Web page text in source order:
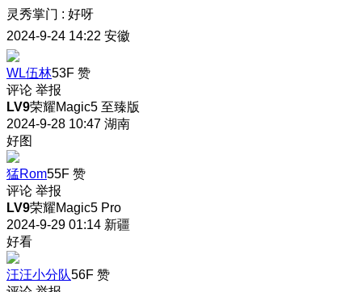
灵秀掌门 : 好呀
2024-9-24 14:22 安徽
WL伍林53F 赞
评论 举报
LV9荣耀Magic5 至臻版
2024-9-28 10:47 湖南
好图
猛Rom55F 赞
评论 举报
LV9荣耀Magic5 Pro
2024-9-29 01:14 新疆
好看
汪汪小分队56F 赞